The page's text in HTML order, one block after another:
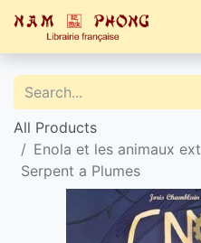
All Products
Enola et les animaux
Serpent a Plumes